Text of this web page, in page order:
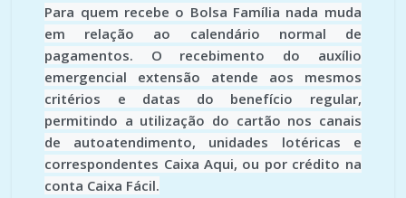
Para quem recebe o Bolsa Família nada muda
em relação ao calendário normal de
pagamentos. O recebimento do auxílio
emergencial extensão atende aos mesmos
critérios e datas do benefício regular,
permitindo a utilização do cartão nos canais
de autoatendimento, unidades lotéricas e
correspondentes Caixa Aqui, ou por crédito na
conta Caixa Fácil.